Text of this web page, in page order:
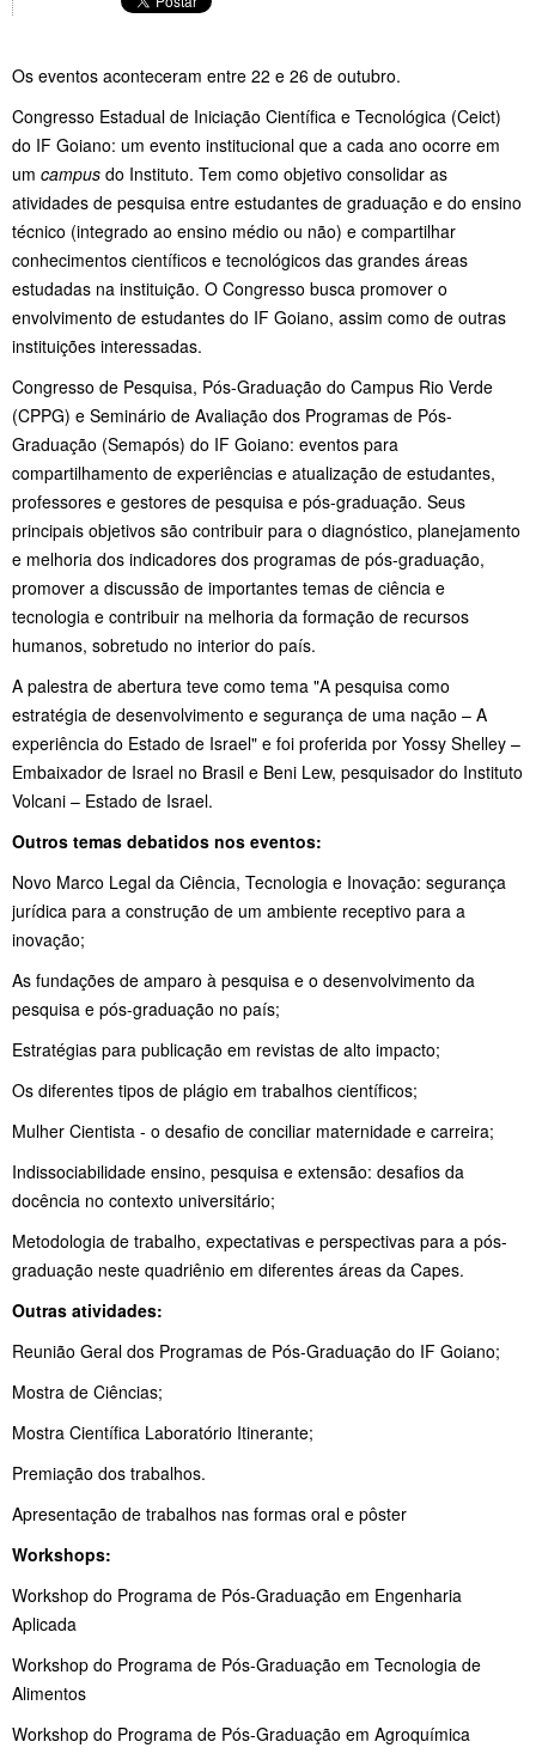
Os eventos aconteceram entre 22 e 26 de outubro.
Congresso Estadual de Iniciação Científica e Tecnológica (Ceict)
do IF Goiano: um evento institucional que a cada ano ocorre em
um campus do Instituto. Tem como objetivo consolidar as
atividades de pesquisa entre estudantes de graduação e do ensino
técnico (integrado ao ensino médio ou não) e compartilhar
conhecimentos científicos e tecnológicos das grandes áreas
estudadas na instituição. O Congresso busca promover o
envolvimento de estudantes do IF Goiano, assim como de outras
instituições interessadas.
Congresso de Pesquisa, Pós-Graduação do Campus Rio Verde
(CPPG) e Seminário de Avaliação dos Programas de Pós-
Graduação (Semapós) do IF Goiano: eventos para
compartilhamento de experiências e atualização de estudantes,
professores e gestores de pesquisa e pós-graduação. Seus
principais objetivos são contribuir para o diagnóstico, planejamento
e melhoria dos indicadores dos programas de pós-graduação,
promover a discussão de importantes temas de ciência e
tecnologia e contribuir na melhoria da formação de recursos
humanos, sobretudo no interior do país.
A palestra de abertura teve como tema "A pesquisa como
estratégia de desenvolvimento e segurança de uma nação – A
experiência do Estado de Israel" e foi proferida por Yossy Shelley –
Embaixador de Israel no Brasil e Beni Lew, pesquisador do Instituto
Volcani – Estado de Israel.
Outros temas debatidos nos eventos:
Novo Marco Legal da Ciência, Tecnologia e Inovação: segurança
jurídica para a construção de um ambiente receptivo para a
inovação;
As fundações de amparo à pesquisa e o desenvolvimento da
pesquisa e pós-graduação no país;
Estratégias para publicação em revistas de alto impacto;
Os diferentes tipos de plágio em trabalhos científicos;
Mulher Cientista - o desafio de conciliar maternidade e carreira;
Indissociabilidade ensino, pesquisa e extensão: desafios da
docência no contexto universitário;
Metodologia de trabalho, expectativas e perspectivas para a pós-
graduação neste quadriênio em diferentes áreas da Capes.
Outras atividades:
Reunião Geral dos Programas de Pós-Graduação do IF Goiano;
Mostra de Ciências;
Mostra Científica Laboratório Itinerante;
Premiação dos trabalhos.
Apresentação de trabalhos nas formas oral e pôster
Workshops:
Workshop do Programa de Pós-Graduação em Engenharia
Aplicada
Workshop do Programa de Pós-Graduação em Tecnologia de
Alimentos
Workshop do Programa de Pós-Graduação em Agroquímica